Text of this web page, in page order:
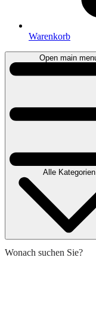
Warenkorb
Open main
Alle Kategorien